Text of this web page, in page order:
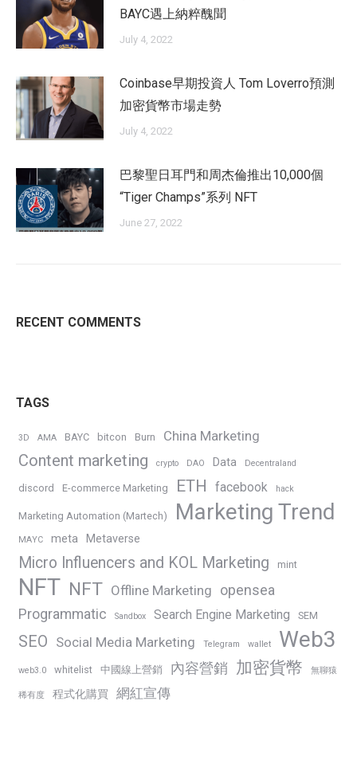
BAYC遇上納粹醜聞
July 4, 2022
Coinbase早期投資人 Tom Loverro預測
加密貨幣市場走勢
July 4, 2022
巴黎聖日耳門和周杰倫推出10,000個
“Tiger Champs”系列 NFT
June 27, 2022
RECENT COMMENTS
TAGS
3D AMA BAYC bitcon Burn China Marketing
Content marketing crypto DAO Data Decentraland
discord E-commerce Marketing ETH facebook hack
Marketing Automation (Martech) Marketing Trend
MAYC meta Metaverse
Micro Influencers and KOL Marketing mint
NFT NFT Offline Marketing opensea
Programmatic
Sandbox Search Engine Marketing SEM
SEO Social Media Marketing Telegram wallet Web3
web3.0 whitelist 中國線上營銷 內容營銷 加密貨幣 無聊猿
稀有度 程式化購買 網紅宣傳